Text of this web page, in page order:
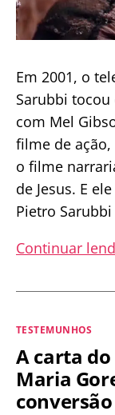
Em 2001, o
Sarubbi
com Mel
filme de
o filme
de Jesus. E
Pietro
Continuar
Categorias
TESTEMUNHOS
A carta do
Maria
conversão